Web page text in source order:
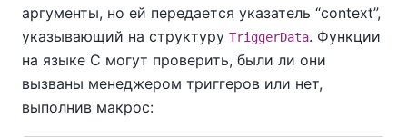
аргументы, но ей передается указатель “context”,
указывающий на структуру TriggerData. Функции
на языке C могут проверить, были ли они
вызваны менеджером триггеров или нет,
выполнив макрос: